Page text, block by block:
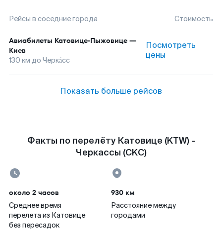
Рейсы в соседние города Стоимость
Авиабилеты Катовице-Пыжовице —
Киев
130 км до Черка́сс
Посмотреть
цены
Показать больше рейсов
Факты по перелёту Катовице (KTW) -
Черкассы (CKC)
около 2 часов
Среднее время
перелета из Катовице
без пересадок
930 км
Расстояние между
городами